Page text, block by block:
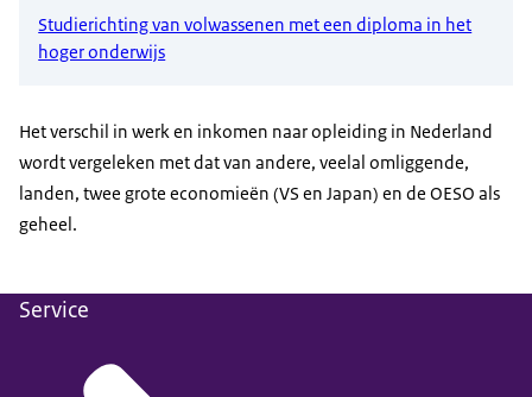
Studierichting van volwassenen met een diploma in het
hoger onderwijs
Het verschil in werk en inkomen naar opleiding in Nederland
wordt vergeleken met dat van andere, veelal omliggende,
landen, twee grote economieën (VS en Japan) en de OESO als
geheel.
Service